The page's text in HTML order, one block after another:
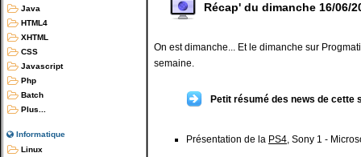
Java
HTML4
XHTML
CSS
Javascript
Php
Batch
Plus...
Informatique
Linux
Récap' du dimanche 16/06/
On est dimanche... Et le dimanche sur
semaine.
Petit résumé des news de cette
Présentation de la PS4, Sony 1 -